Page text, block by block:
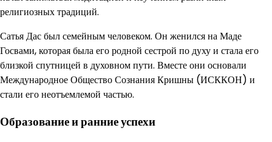
религиозных традиций.
Сатья Дас был семейным человеком. Он женился на Маде
Госвами, которая была его родной сестрой по духу и стала его
близкой спутницей в духовном пути. Вместе они основали
Международное Общество Сознания Кришны (ИСККОН) и
стали его неотъемлемой частью.
Образование и ранние успехи